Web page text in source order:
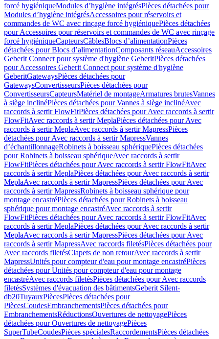
forcé hygiéniqueModules d’hygiène intégrésPièces détachées pour
Modules d’hygiène intégrésAccessoires pour réservoirs et
commandes de WC avec rinçage forcé hygiéniquePièces détachées
pour Accessoires pour réservoirs et commandes de WC avec rinçage
forcé hygiéniqueCapteursCâblesBlocs d’alimentationPièces
détachées pour Blocs d’alimentationComposants réseauAccessoires
Geberit Connect pour système d'hygiène GeberitPièces détachées
pour Accessoires Geberit Connect pour système d'hygiène
GeberitGatewaysPièces détachées pour
GatewaysConvertisseursPièces détachées pour
ConvertisseursCapteursMatériel de montageArmatures brutesVannes
à siège inclinéPièces détachées pour Vannes à siège inclinéAvec
raccords à sertir FlowFitPièces détachées pour Avec raccords à sertir
FlowFitAvec raccords à sertir MeplaPièces détachées pour Avec
raccords à sertir MeplaAvec raccords à sertir MapressPièces
détachées pour Avec raccords à sertir MapressVannes
d’échantillonnageRobinets à boisseau sphériquePièces détachées
pour Robinets à boisseau sphériqueAvec raccords à sertir
FlowFitPièces détachées pour Avec raccords à sertir FlowFitAvec
raccords à sertir MeplaPièces détachées pour Avec raccords à sertir
MeplaAvec raccords à sertir MapressPièces détachées pour Avec
raccords à sertir MapressRobinets à boisseau sphérique pour
montage encastréPièces détachées pour Robinets à boisseau
sphérique pour montage encastréAvec raccords à sertir
FlowFitPièces détachées pour Avec raccords à sertir FlowFitAvec
raccords à sertir MeplaPièces détachées pour Avec raccords à sertir
MeplaAvec raccords à sertir MapressPièces détachées pour Avec
raccords à sertir MapressAvec raccords filetésPièces détachées pour
Avec raccords filetésClapets de non retourAvec raccords à sertir
MapressUnités pour compteur d'eau pour montage encastréPièces
détachées pour Unités pour compteur d'eau pour montage
encastréAvec raccords filetésPièces détachées pour Avec raccords
filetésSystèmes d'évacuation des bâtimentsGeberit Silent-
db20TuyauxPiècesPièces détachées pour
PiècesCoudesEmbranchementsPièces détachées pour
EmbranchementsRéductionsOuvertures de nettoyagePièces
détachées pour Ouvertures de nettoyagePièces
SuperTubeCoudesPièces spécialesRaccordementsPièces détachées